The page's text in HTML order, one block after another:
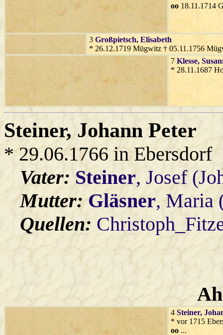
oo 18.11.1714
3 Großpietsch, Elisabeth
* 26.12.1719 Mügwitz † 05.11.1756
7 Klesse,
* 28.11.1687
Steiner, Johann Peter
* 29.06.1766 in Ebersdorf
Vater:Steiner, Josef
Mutter:Gläsner, Maria
Quellen:
4 Steiner,
* vor 1715
oo ...